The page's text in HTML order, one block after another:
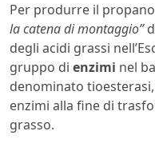
Per produrre il
la catena di montaggio”
degli acidi grassi
gruppo di enzimi nel
denominato
enzimi alla fine di
grasso.